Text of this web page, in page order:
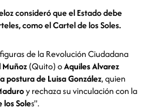
consideró que el Estado debe
como el Cartel de los Soles.
de la Revolución Ciudadana
Muñoz(Quito) oAquiles Alvarez
postura de Luisa González, quien
y rechaza su vinculación con la
los Soles".